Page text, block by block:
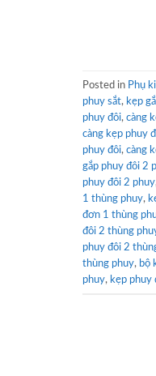
Posted in Phụ
phuy sắt, kẹp
phuy đôi, càng
càng kẹp phuy
phuy đôi, càng
gắp phuy đôi 2
phuy đôi 2 phuy
1 thùng phuy,
đơn 1 thùng
đôi 2 thùng
phuy đôi 2
thùng phuy, bộ
phuy, kẹp phuy